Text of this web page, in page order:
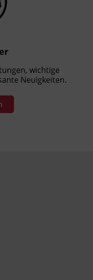
wichtige
Neuigkeiten.